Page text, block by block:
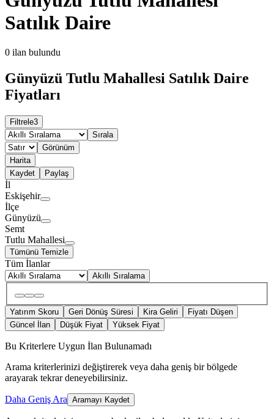
Satılık Daire
0 ilan bulundu
Günyüzü Tutlu Mahallesi Satılık Daire
Fiyatları
Filtrele3
Sırala
Görünüm
Harita
Kaydet
Paylaş
İl
Eskişehir
İlçe
Günyüzü
Semt
Tutlu Mahallesi
Tümünü Temizle
Tüm İlanlar
Akıllı Sıralama
Yatırım Skoru Geri Dönüş Süresi Kira Geliri
Fiyatı Düşen
Güncel İlan
Düşük Fiyat Yüksek Fiyat
Bu Kriterlere Uygun İlan Bulunamadı
Arama kriterlerinizi değiştirerek veya daha geniş bir bölgede
arayarak tekrar deneyebilirsiniz.
Daha Geniş Ara Aramayı Kaydet